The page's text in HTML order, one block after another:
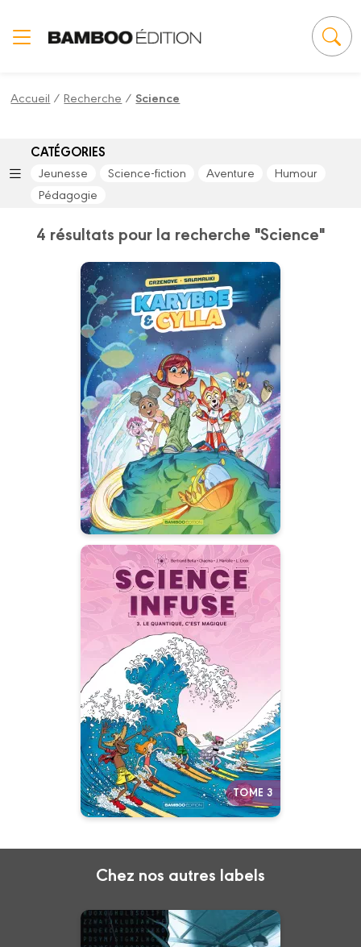
Accueil /Recherche /Science
CATÉGORIES
Jeunesse Science-fiction Aventure
Humour
Pédagogie
4 résultats pour la recherche "Science"
Karybde et Cylla
Tome 01
Date de parution :
25/02/2026
L’aventure a deux nouveaux
héros !
TOME 3
Science infuse
Tome 03
Date de parution :
02/05/2024
Une série pleine d’humour et de
péripéties pour découvrir la
science de manière amusante
et intuitive.
Autres tomes
Chez nos autres labels